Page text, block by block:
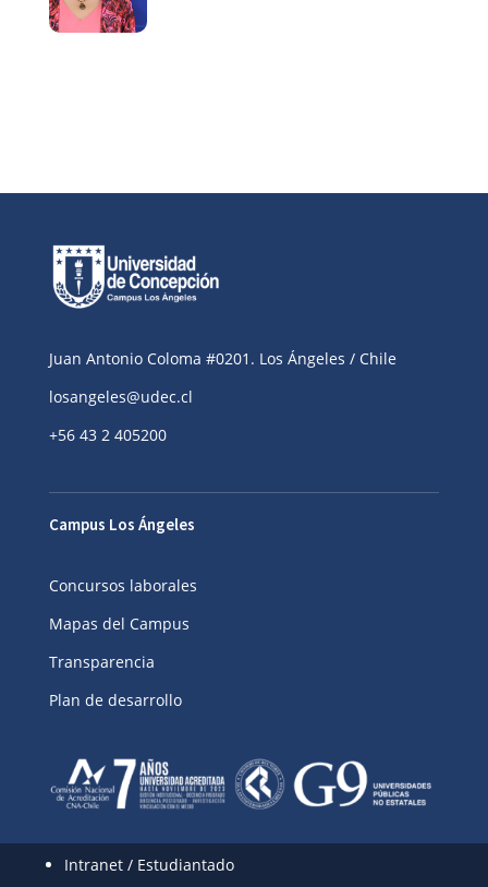
Juan Antonio Coloma #0201. Los Ángeles / Chile
losangeles@udec.cl
+56 43 2 405200
Campus Los Ángeles
Concursos laborales
Mapas del Campus
Transparencia
Plan de desarrollo
Intranet / Estudiantado